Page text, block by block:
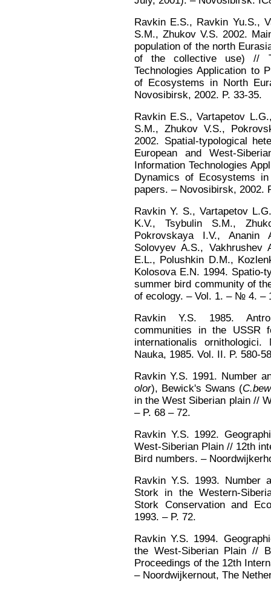
Ravkin E.S., Ravkin Yu.S.,
S.M., Zhukov V.S. 2002.
population of the north
of the collective use) //
Technologies Application to
of Ecosystems in North
Novosibirsk, 2002. P. 33-35.
Ravkin E.S., Vartapetov
S.M., Zhukov V.S.,
2002. Spatial-typological
European and West-
Information Technologies
Dynamics of Ecosystems in
papers. – Novosibirsk, 2002.
Ravkin Y. S., Vartapetov
K.V., Tsybulin S.M.,
Pokrovskaya I.V., Ananin
Solovyev A.S.,
E.L., Polushkin D.M.,
Kolosova E.N. 1994. Spatio-
summer bird community of
of ecology. – Vol. 1. – № 4. –
Ravkin Y.S. 1985.
communities in the USSR
internationalis
Nauka, 1985. Vol. II. P. 580-
Ravkin Y.S. 1991. Number
olor), Bewick's Swans (
in the West Siberian plain //
– P. 68 – 72.
Ravkin Y.S. 1992.
West-Siberian Plain // 12th
Bird numbers. –
Ravkin Y.S. 1993. Number
Stork in the Western-
Stork Conservation and
1993. – P. 72.
Ravkin Y.S. 1994.
the West-Siberian Plain //
Proceedings of the 12th
– Noordwijkernout, The